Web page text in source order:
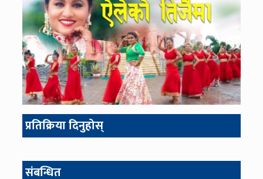
प्रतिक्रिया दिनुहोस्
संबन्धित